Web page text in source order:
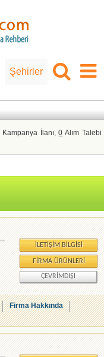
Şehirler
Kampanya İlanı,0 Alım Talebi
İLETIŞIM BILGISI
FIRMA ÜRÜNLERI
ÇEVRIMDIŞI
Firma Hakkında